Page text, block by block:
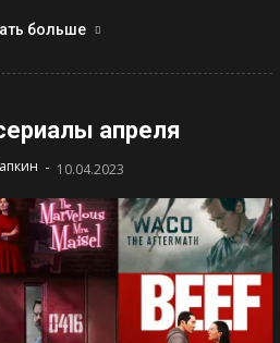
больше
апреля
- 10.04.2023